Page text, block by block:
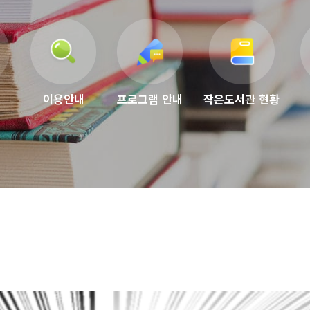
이용안내 프로그램 안내 작은도서관 현황